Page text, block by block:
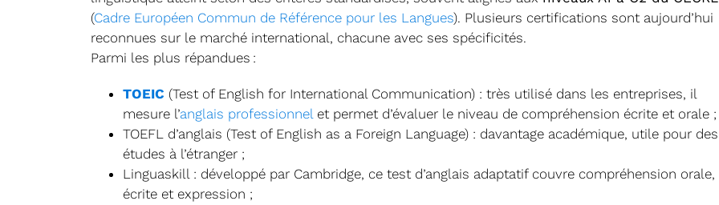
(Cadre Européen Commun de Référence pour les Langues). Plusieurs certifications sont aujourd’hui
reconnues sur le marché international, chacune avec ses spécificités.
Parmi les plus répandues :
TOEIC (Test of English for International Communication) : très utilisé dans les entreprises, il
mesure l’anglais professionnelet permet d’évaluer le niveau de compréhension écrite et orale ;
TOEFL d’anglais (Test of English as a Foreign Language) : davantage académique, utile pour des
études à l’étranger ;
Linguaskill : développé par Cambridge, ce test d’anglais adaptatif couvre compréhension orale,
écrite et expression ;